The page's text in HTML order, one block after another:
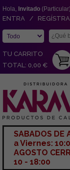
Hola, Invitado (Particular)
ENTRA /
TU CARRITO
TOTAL: 0,00 €
SABADOS DE
a Viernes:
AGOSTO
10 - 18:00